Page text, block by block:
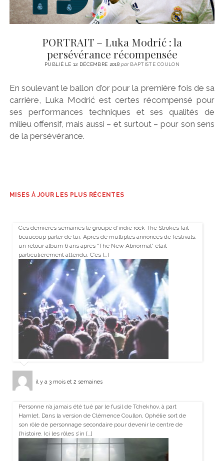
PORTRAIT – Luka Modrić : la
persévérance récompensée
PUBLIÉ LE 12 DÉCEMBRE 2018parBAPTISTE COULON
En soulevant le ballon d’or pour la première fois de sa
carrière, Luka Modrić est certes récompensé pour
ses performances techniques et ses qualités de
milieu offensif, mais aussi – et surtout – pour son sens
de la persévérance.
MISES À JOUR LES PLUS RÉCENTES
Ces dernières semaines le groupe d’indie rock The Strokes fait
beaucoup parler de lui. Après de multiples annonces de festivals,
un retour album 6 ans après “The New Abnormal” était
particulièrement attendu. C’es […]
il y a 3 mois et 2 semaines
Personne n’a jamais été tué par le fusil de Tchekhov, à part
Hamlet. Dans la version de Clémence Coullon, Ophélie sort de
son rôle de personnage secondaire pour devenir le centre de
l’histoire. Ici les rôles s’in […]